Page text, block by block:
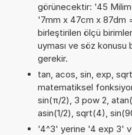
görünecektir: '45
'7mm x 47cm x 87dm
birleştirilen ölçü
uyması ve söz
gerekir.
tan, acos, sin, exp,
matematiksel
sin(π/2), 3 pow 2,
asin(1/2), sqrt(4),
'4^3' yerine '4 exp 3'